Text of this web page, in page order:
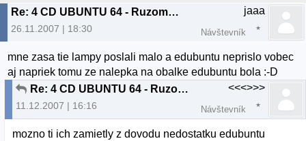
Re: 4 CD UBUNTU 64 - Ruzomberok a okolie
26.11.2007 | 18:30
jaaa
Návštevník
mne zasa tie lampy poslali malo a edubuntu neprislo vobec
aj napriek tomu ze nalepka na obalke edubuntu bola :-D
Re: 4 CD UBUNTU 64 - Ruzomberok a okolie
11.12.2007 | 16:16
<<<>>>
Návštevník
mozno ti ich zamietly z dovodu nedostatku edubuntu